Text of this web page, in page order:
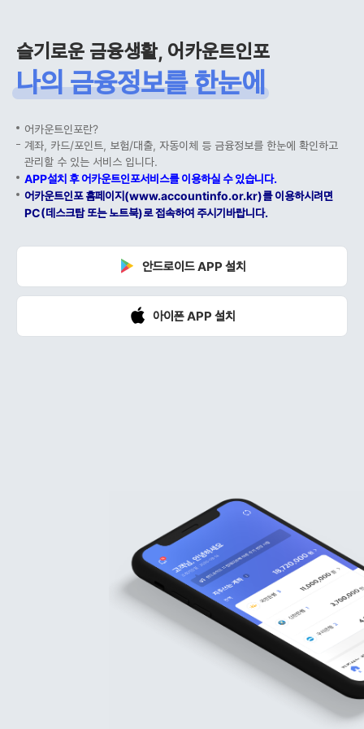
슬기로운 금융생활, 어카운트인포
나의 금융정보를 한눈에
어카운트인포란?
계좌, 카드/포인트, 보험/대출, 자동이체 등 금융정보를 한눈에 확인하고
관리할 수 있는 서비스 입니다.
APP설치 후 어카운트인포서비스를 이용하실 수 있습니다.
어카운트인포 홈페이지(www.accountinfo.or.kr)를 이용하시려면
PC(데스크탑 또는 노트북)로 접속하여 주시기바랍니다.
안드로이드 APP 설치
아이폰 APP 설치